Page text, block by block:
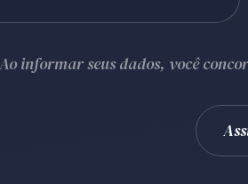
Ao informar seus dados, você